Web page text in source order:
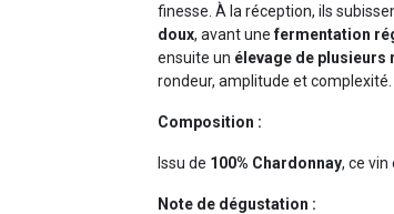
finesse. À la réception, ils
doux, avant unefermentation
ensuite un élevage de plusieurs
rondeur, amplitude et complexité.
Composition :
Issu de 100% Chardonnay, ce
Note de dégustation :